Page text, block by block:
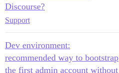
Discourse?
Support
Dev environment:
recommended way to bootstrap
the first admin account without